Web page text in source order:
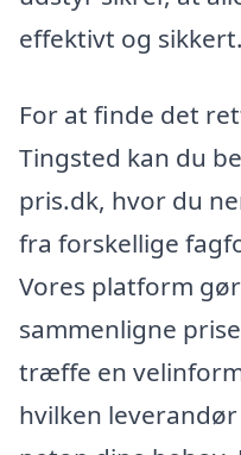
effektivt og sikkert.
For at finde det
Tingsted kan du
pris.dk, hvor du
fra forskellige
Vores platform
sammenligne
træffe en
hvilken